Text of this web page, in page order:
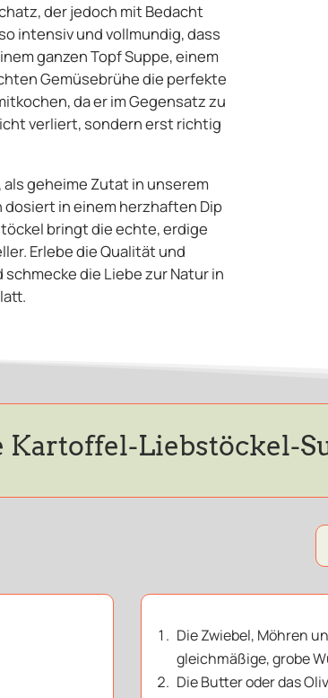
der jedoch mit Bedacht
intensiv und vollmundig, dass
ganzen Topf Suppe, einem
Gemüsebrühe die perfekte
da er im Gegensatz zu
verliert, sondern erst richtig
geheime Zutat in unserem
in einem herzhaften Dip
bringt die echte, erdige
Erlebe die Qualität und
die Liebe zur Natur in
Kartoffel-Liebstöckel-
Die Zwiebel, Möhren
gleichmäßige, grobe
Die Butter oder das